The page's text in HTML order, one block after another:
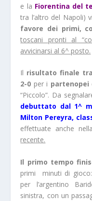
e la Fiorentina del
tra l’altro del Napoli)
favore dei primi,
toscani pronti al
avvicinarsi al 6^ posto.
Il risultato finale
2-0 per i partenopei
“Piccolo”. Da
debuttato dal 1^
Milton Pereyra,
effettuate anche nella
recente.
Il primo tempo
primi minuti di
per l’argentino
sinistra, con un